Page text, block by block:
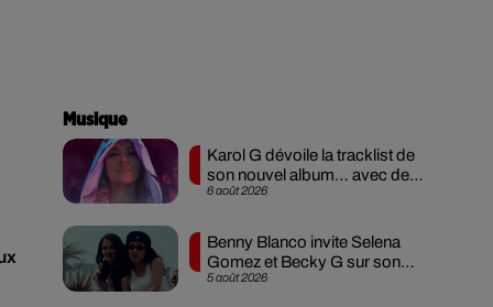
Musique
6 août 2026
Karol G dévoile la tracklist de
son nouvel album… avec des
invités...
5 août 2026
Benny Blanco invite Selena
Gomez et Becky G sur son
nouveau single